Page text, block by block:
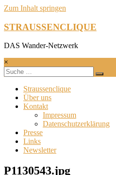
Zum Inhalt springen
STRAUSSENCLIQUE
DAS Wander-Netzwerk
×
Straussenclique
Über uns
Kontakt
Impressum
Datenschutzerklärung
Presse
Links
Newsletter
P1130543.jpg